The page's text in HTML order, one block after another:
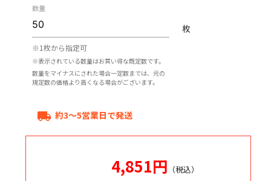
数量
※1枚から指定可
※表示されている数量はお買い得な既定数です。
数量をマイナスにされた場合一定数までは、元の
規定数の価格より高くなる場合がございます。
枚
local_shipping 約3～5営業日で発送
4,851円 （税込）